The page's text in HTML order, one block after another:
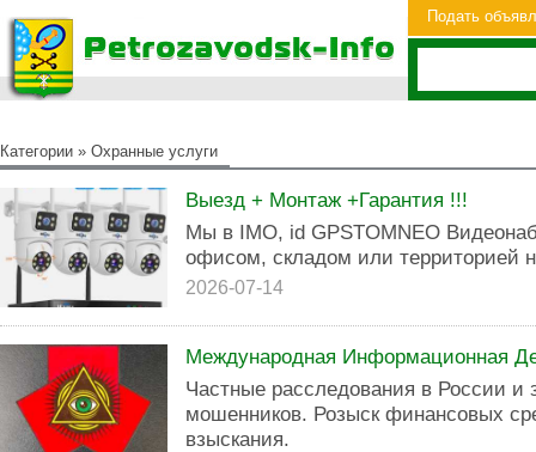
Подать
Категории » Охранные услуги
Выезд + Монтаж +Гарантия !!!
Мы в IMO, id GPSTOMNEO
офисом, складом или территорией
2026-07-14
Международная Информационная
Частные расследования в России
мошенников. Розыск финансовых
взыскания.